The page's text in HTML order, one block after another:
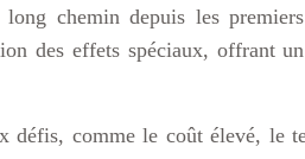
chemin depuis les
des effets spéciaux, offrant
comme le coût élevé, le